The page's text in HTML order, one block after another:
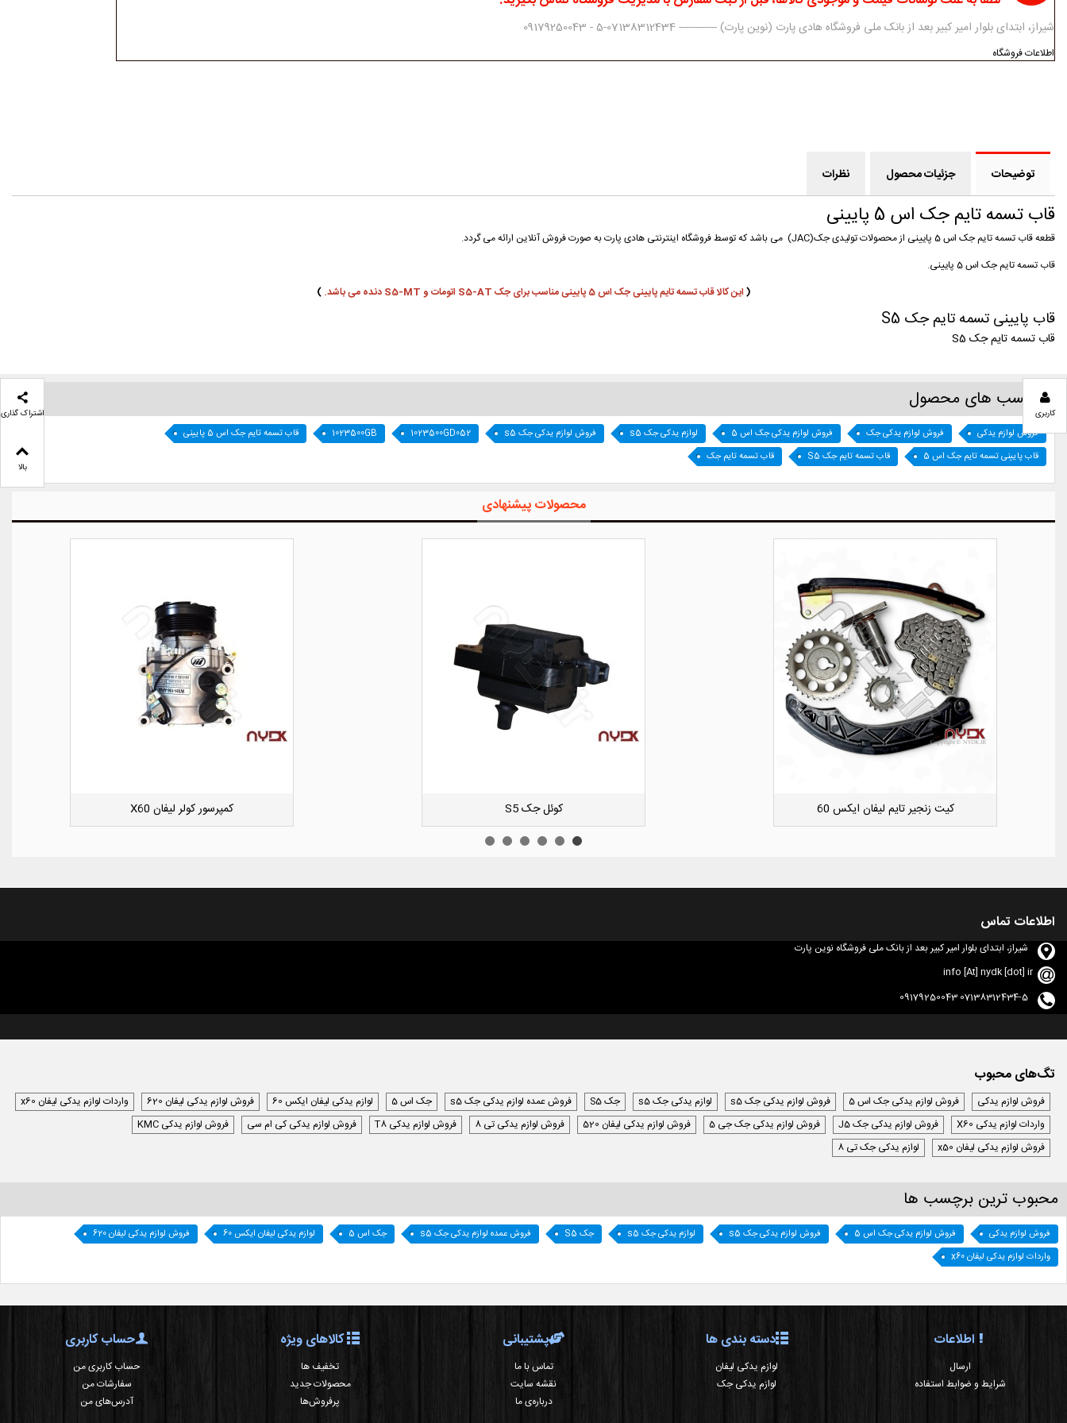
شیراز، ابتدای بلوار امیر کبیر بعد از بانک ملی فروشگاه هادی پارت (نوین پارت) ------------ 07138312434-5 - 09179250043
اطلاعات فروشگاه
توضیحات جزئیات محصول نظرات
قاب تسمه تایم جک اس 5 پایینی
قطعه قاب تسمه تایم جک اس 5 پایینی از محصولات تولیدی جک(JAC) می باشد که توسط فروشگاه اینترنتی هادی پارت به صورت فروش آنلاین ارائه می گردد.
قاب تسمه تایم جک اس 5 پایینی.
(این کالا قاب تسمه تایم پایینی جک اس 5 پایینی مناسب برای جک S5-AT اتومات و S5-MT دنده می باشد.)
قاب پایینی تسمه تایم جک S5
قاب تسمه تایم جک S5
برچسب های محصول
فروش لوازم یدکی فروش لوازم یدکی جک فروش لوازم یدکی جک اس 5 لوازم یدکی جک s5 فروش لوازم یدکی جک s5 1023500GD052
1023500GB
قاب تسمه تایم جک اس 5 پایینی
قاب پایینی تسمه تایم جک اس 5
قاب تسمه تایم جک S5 قاب تسمه تایم جک
محصولات پیشنهادی
دوست داشتن
کشویی کوچک سپر عقب راست لیفان ایکس 50 دوست داشتن
کیت زنجیر تایم لیفان ایکس 60 دوست داشتن
کوئل جک S5
اطلاعات تماس
شیراز، ابتدای بلوار امیر کبیر بعد از بانک ملی فروشگاه نوین پارت
info [At] nydk [dot] ir
07138312434-5 09179250043
تگ‌های محبوب
فروش لوازم یدکی فروش لوازم یدکی جک اس 5 فروش لوازم یدکی جک s5 لوازم یدکی جک s5 جک S5 فروش عمده لوازم یدکی جک s5 جک اس 5 لوازم یدکی لیفان ایکس 60 فروش لوازم یدکی لیفان 620
واردات لوازم یدکی لیفان x60
واردات لوازم یدکی X60
فروش لوازم یدکی جک J5 فروش لوازم یدکی جک جی 5 فروش لوازم یدکی لیفان 520 فروش لوازم یدکی تی 8 فروش لوازم یدکی T8 فروش لوازم یدکی کی ام سی
فروش لوازم یدکی KMC
فروش لوازم یدکی لیفان x50
لوازم یدکی جک تی 8
محبوب ترین برچسب ها
فروش لوازم یدکی فروش لوازم یدکی جک اس 5 فروش لوازم یدکی جک s5 لوازم یدکی جک s5 جک S5 فروش عمده لوازم یدکی جک s5 جک اس 5 لوازم یدکی لیفان ایکس 60
فروش لوازم یدکی لیفان 620
واردات لوازم یدکی لیفان x60
اطلاعات
ارسال
شرایط و ضوابط استفاده
دسته بندی ها
لوازم یدکی لیفان
لوازم یدکی جک
پشتیبانی
تماس با ما
نقشه سایت
درباره‌ی ما
کالاهای ویژه
تخفیف ها
محصولات جدید
پرفروش‌ها
حساب کاربری
حساب کاربری من
سفارشات من
آدرس‌های من
کاربری اشتراک گذاری
بالا